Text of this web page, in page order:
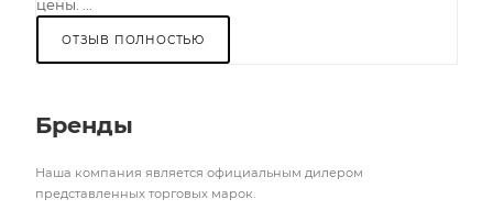
цены. ...
ОТЗЫВ ПОЛНОСТЬЮ
Бренды
Наша компания является официальным дилером
представленных торговых марок.